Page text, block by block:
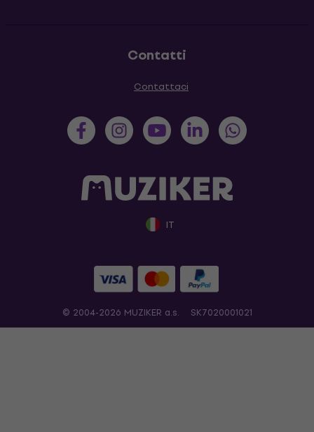
Contatti
Contattaci
IT
© 2004-2026 MUZIKER a.s. SK7020001021